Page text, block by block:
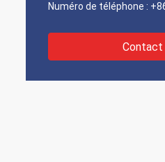
Numéro de téléphone :
Contact